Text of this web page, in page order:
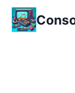
Aller
contenu